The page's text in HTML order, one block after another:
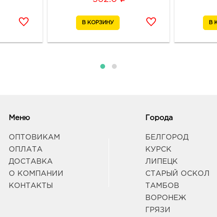
Меню
ОПТОВИКАМ
ОПЛАТА
ДОСТАВКА
О КОМПАНИИ
КОНТАКТЫ
Города
БЕЛГОРОД
КУРСК
ЛИПЕЦК
СТАРЫЙ ОСКОЛ
ТАМБОВ
ВОРОНЕЖ
ГРЯЗИ